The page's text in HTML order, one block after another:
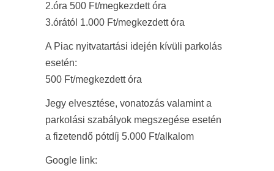
2.óra 500 Ft/megkezdett óra
3.órától 1.000 Ft/megkezdett óra
A Piac nyitvatartási idején kívüli parkolás
esetén:
500 Ft/megkezdett óra
Jegy elvesztése, vonatozás valamint a
parkolási szabályok megszegése esetén
a fizetendő pótdíj 5.000 Ft/alkalom
Google link: